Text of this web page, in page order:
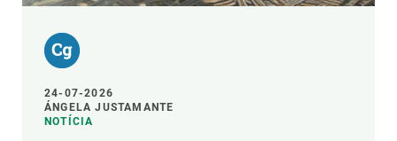
24-07-2026
ÁNGELA JUSTAMANTE
NOTÍCIA